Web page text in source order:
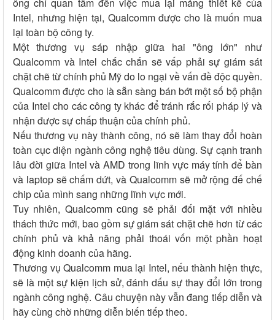
Intel, nhưng hiện tại, Qualcomm được cho là muốn mua
lại toàn bộ công ty.
Một thương vụ sáp nhập giữa hai "ông lớn" như
Qualcomm và Intel chắc chắn sẽ vấp phải sự giám sát
chặt chẽ từ chính phủ Mỹ do lo ngại về vấn đề độc quyền.
Qualcomm được cho là sẵn sàng bán bớt một số bộ phận
của Intel cho các công ty khác để tránh rắc rối pháp lý và
nhận được sự chấp thuận của chính phủ.
Nếu thương vụ này thành công, nó sẽ làm thay đổi hoàn
toàn cục diện ngành công nghệ tiêu dùng. Sự cạnh tranh
lâu đời giữa Intel và AMD trong lĩnh vực máy tính để bàn
và laptop sẽ chấm dứt, và Qualcomm sẽ mở rộng đế chế
chip của mình sang những lĩnh vực mới.
Tuy nhiên, Qualcomm cũng sẽ phải đối mặt với nhiều
thách thức mới, bao gồm sự giám sát chặt chẽ hơn từ các
chính phủ và khả năng phải thoái vốn một phần hoạt
động kinh doanh của hãng.
Thương vụ Qualcomm mua lại Intel, nếu thành hiện thực,
sẽ là một sự kiện lịch sử, đánh dấu sự thay đổi lớn trong
ngành công nghệ. Câu chuyện này vẫn đang tiếp diễn và
hãy cùng chờ những diễn biến tiếp theo.